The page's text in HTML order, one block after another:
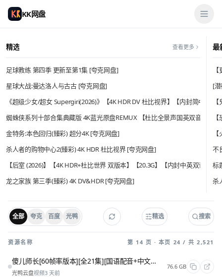
KK网盘
KK网盘资源分享
精选 查看更多
足球教练 第四季 更新至第1集 [夸克网盘]
星球大战:曼达洛人与古古 [夸克网盘]
《超级少女/超女 Supergiri(2026)》【4K HDR DV 杜比视界】【内封简中特
蜘蛛侠系列十部合集典藏版 4K蓝光原盘REMUX 【杜比全景声国英双音轨】
金特务:本色回归(臻彩) 超分4K [夸克网盘]
杀人者的购物中心2(臻彩) 4K HDR 杜比视界 [夸克网盘]
【后室 (2026)】【4K HDR+杜比世界 双版本】【20.3G】【内封中英双语特效
龙之家族 第三季(臻彩) 4K DV&HDR [夸克网盘]
最
[
不
标
杀
全部 夸克 百度 光鸭 精选 搜索
资源名称 第 14 页 · 本页 24 / 共 2,521
傻儿师长[60帧率版本][全21集][国语配音+中文字幕].2026.2160p.WEB-DL.H265.HDR.60fps
光鸭云盘视频3 天前
76.6 GB